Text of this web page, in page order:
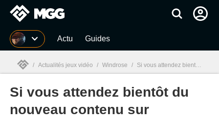
MGG Actu Guides
MGG
/ Actualités jeux vidéo / Windrose / Si vous attendez bientôt du nouveau contenu sur Windrose, vous risquez d'être déçus...
Si vous attendez bientôt du
nouveau contenu sur